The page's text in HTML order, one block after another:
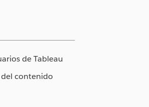
de Tableau
contenido